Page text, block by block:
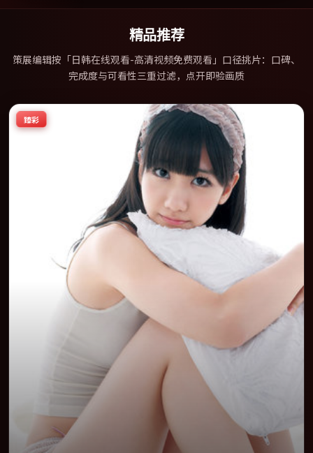
精品推荐
策展编辑按「日韩在线观看-高清视频免费观看」口径挑片：口碑、
完成度与可看性三重过滤，点开即验画质
臻彩